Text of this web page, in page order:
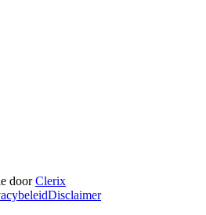
door Clerix
Disclaimer